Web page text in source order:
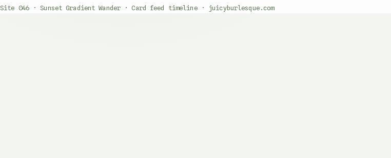
Site 046 · Sunset Gradient Wander · Card feed timeline · juicyburlesque.com